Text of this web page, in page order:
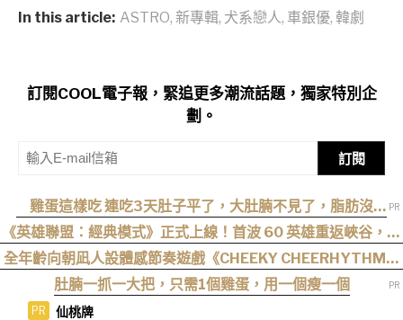
In this article: ASTRO, 新專輯, 犬系戀人, 車銀優, 韓劇
訂閱COOL電子報，緊追更多潮流話題，獨家特別企
劃。
訂閱
雞蛋這樣吃 連吃3天肚子平了，大肚腩不見了，脂肪沒
了！
《英雄聯盟：經典模式》正式上線！首波 60 英雄重返峽谷，阿
卡莉、凱能、慎下一波加入
全年齡向朝凪人設體感節奏遊戲《CHEEKY CHEERHYTHM》
2027 年登上 Steam！被女高中生狂嗆雜魚還得繼續跳！
肚腩一抓一大把，只需1個雞蛋，用一個瘦一個
PR 仙桃牌